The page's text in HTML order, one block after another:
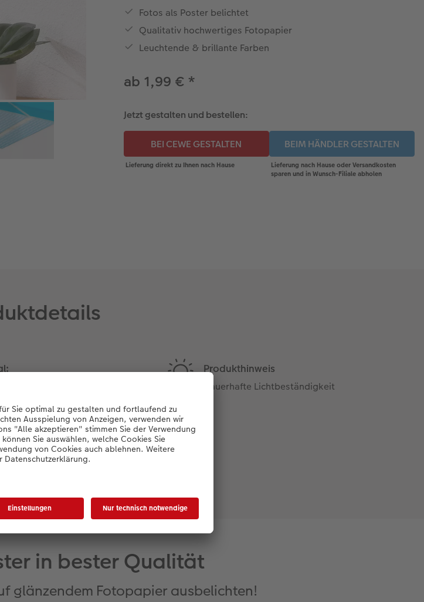
Fotos als Poster belichtet
Qualitativ hochwertiges Fotopapier
Leuchtende & brillante Farben
ab 1,99 € *
Jetzt gestalten und bestellen:
Produkthinweis
Dauerhafte Lichtbeständigkeit
in bester Qualität
glänzendem Fotopapier ausbelichten!